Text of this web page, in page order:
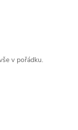
v pořádku.